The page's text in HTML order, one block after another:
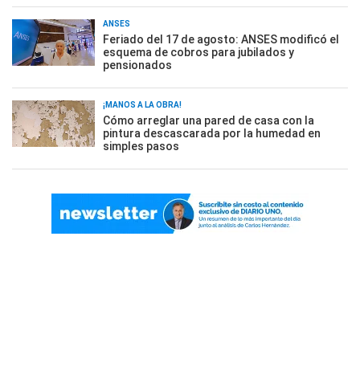
ANSES
Feriado del 17 de agosto: ANSES modificó el
esquema de cobros para jubilados y
pensionados
¡MANOS A LA OBRA!
Cómo arreglar una pared de casa con la
pintura descascarada por la humedad en
simples pasos